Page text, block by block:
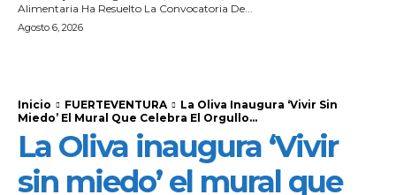
Alimentaria Ha Resuelto La Convocatoria De...
Agosto 6, 2026